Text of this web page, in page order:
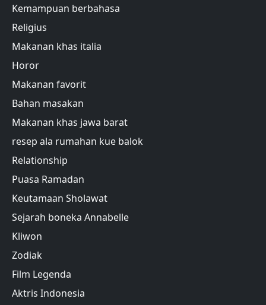
Kemampuan berbahasa
Religius
Makanan khas italia
Horor
Makanan favorit
Bahan masakan
Makanan khas jawa barat
resep ala rumahan kue balok
Relationship
Puasa Ramadan
Keutamaan Sholawat
Sejarah boneka Annabelle
Kliwon
Zodiak
Film Legenda
Aktris Indonesia